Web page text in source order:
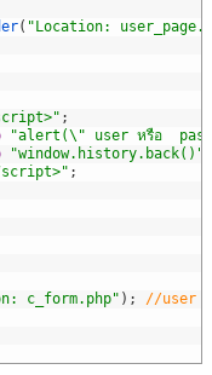
( "Location:
;
"alert(\" user หรือ
"window.history.back()"
;
c_form.php" ) ; //user